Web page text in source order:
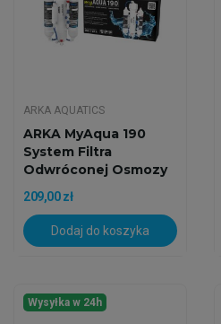
ARKA AQUATICS
ARKA MyAqua 190
System Filtra
Odwróconej Osmozy
RO 190l/24h
209,00 zł
Dodaj do koszyka
Wysyłka w 24h